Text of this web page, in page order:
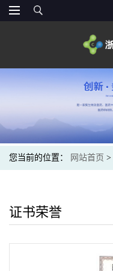
您当前的位置： 网站首页 >
证书荣誉